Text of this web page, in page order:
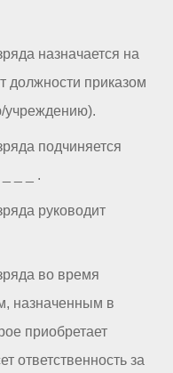
назначается на
должности приказом
учреждению).
подчиняется
_ _ .
руководит
во время
назначенным в
приобретает
ответственность за